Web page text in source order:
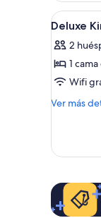
cama
matrimonio
grande,
Abrir
todas
las
fotos
de
Deluxe
7
Deluxe
2
1
Wifi
Ver más
Más
King